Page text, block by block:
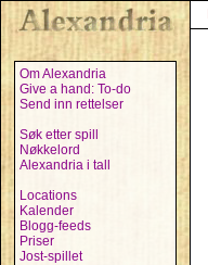
Om Alexandria
Give a hand: To-do
Send inn rettelser
Søk etter spill
Nøkkelord
Alexandria i tall
Locations
Kalender
Blogg-feeds
Priser
Jost-spillet